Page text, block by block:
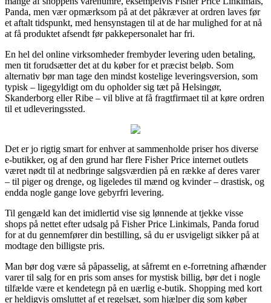
Panda, men vær opmærksom på at det påkræver at ordren laves før
et aftalt tidspunkt, med hensynstagen til at de har mulighed for at nå
at få produktet afsendt før pakkepersonalet har fri.
En hel del online virksomheder frembyder levering uden betaling,
men tit forudsætter det at du køber for et præcist beløb. Som
alternativ bør man tage den mindst kostelige leveringsversion, som
typisk – ligegyldigt om du opholder sig tæt på Helsingør,
Skanderborg eller Ribe – vil blive at få fragtfirmaet til at køre ordren
til et udleveringssted.
Det er jo rigtig smart for enhver at sammenholde priser hos diverse
e-butikker, og af den grund har flere Fisher Price internet outlets
været nødt til at nedbringe salgsværdien på en række af deres varer
– til piger og drenge, og ligeledes til mænd og kvinder – drastisk, og
endda nogle gange love gebyrfri levering.
Til gengæld kan det imidlertid vise sig lønnende at tjekke visse
shops på nettet efter udsalg på Fisher Price Linkimals, Panda forud
for at du gennemfører din bestilling, så du er usvigeligt sikker på at
modtage den billigste pris.
Man bør dog være så påpasselig, at såfremt en e-forretning afhænder
varer til salg for en pris som anses for mystisk billig, bør det i nogle
tilfælde være et kendetegn på en uærlig e-butik. Shopping med kort
er heldigvis omsluttet af et regelsæt, som hjælper dig som køber